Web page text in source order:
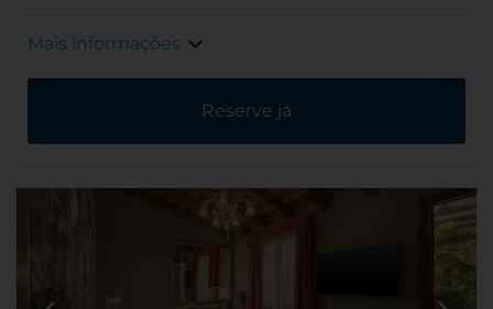
Mais informações
Reserve já